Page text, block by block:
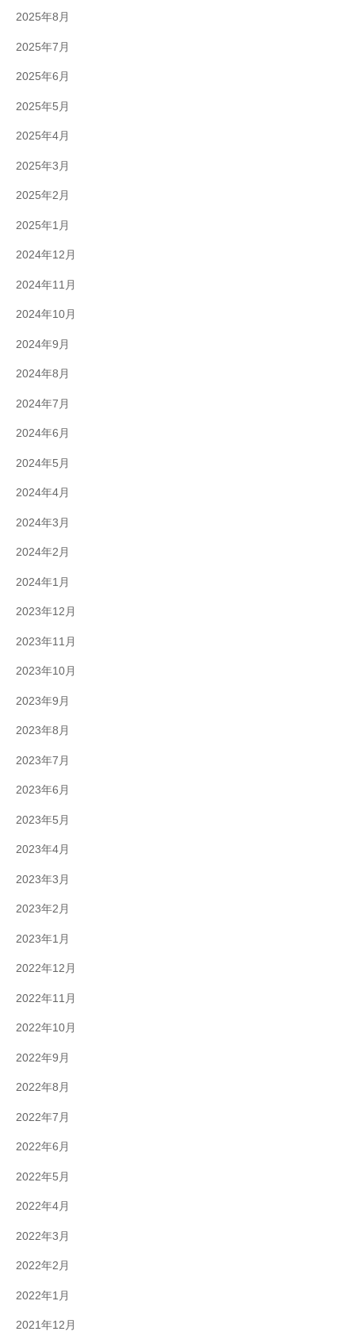
2025年8月
2025年7月
2025年6月
2025年5月
2025年4月
2025年3月
2025年2月
2025年1月
2024年12月
2024年11月
2024年10月
2024年9月
2024年8月
2024年7月
2024年6月
2024年5月
2024年4月
2024年3月
2024年2月
2024年1月
2023年12月
2023年11月
2023年10月
2023年9月
2023年8月
2023年7月
2023年6月
2023年5月
2023年4月
2023年3月
2023年2月
2023年1月
2022年12月
2022年11月
2022年10月
2022年9月
2022年8月
2022年7月
2022年6月
2022年5月
2022年4月
2022年3月
2022年2月
2022年1月
2021年12月